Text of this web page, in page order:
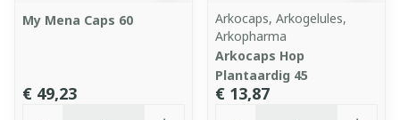
My Mena Caps 60
€ 49,23
Arkocaps, Arkogelules,
Arkopharma
Arkocaps Hop
Plantaardig 45
€ 13,87